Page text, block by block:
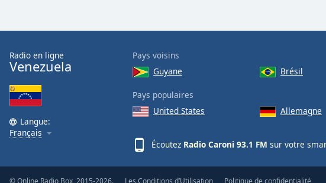
Edge
Style
Font
Family
Radio en ligne
Venezuela
Langue:
Français
Pays voisins
Guyane
Brésil
Pays populaires
United States
Allemagne
Écoutez Radio Caroni 93.1 FM sur votre